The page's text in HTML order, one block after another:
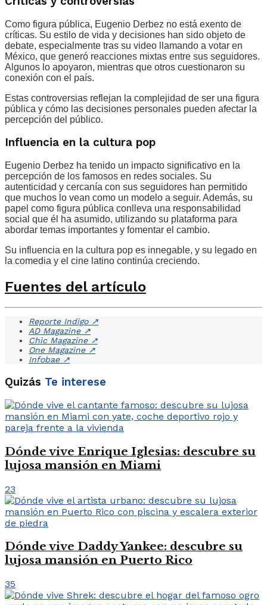
Como figura pública, Eugenio Derbez no está exento de
críticas. Su estilo de vida y decisiones han sido objeto de
debate, especialmente tras su video llamando a votar en
México, que generó reacciones mixtas entre sus seguidores.
Algunos lo apoyaron, mientras que otros cuestionaron su
conexión con el país.
Estas controversias reflejan la complejidad de ser una figura
pública y cómo las decisiones personales pueden afectar la
percepción del público.
Influencia en la cultura pop
Eugenio Derbez ha tenido un impacto significativo en la
percepción de los famosos en redes sociales. Su
autenticidad y cercanía con sus seguidores han permitido
que muchos lo vean como un modelo a seguir. Además, su
papel como figura pública conlleva una responsabilidad
social que él ha asumido, utilizando su plataforma para
abordar temas importantes y fomentar el cambio.
Su influencia en la cultura pop es innegable, y su legado en
la comedia y el cine latino continúa creciendo.
Fuentes del artículo
Reporte Indigo ↗
AD Magazine ↗
Chic Magazine ↗
One Magazine ↗
Infobae ↗
Quizás Te interese
Dónde vive Enrique Iglesias: descubre su
lujosa mansión en Miami
23
Dónde vive Daddy Yankee: descubre su
lujosa mansión en Puerto Rico
35